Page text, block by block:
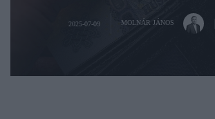
2025-07-09 MOLNÁR JÁNOS